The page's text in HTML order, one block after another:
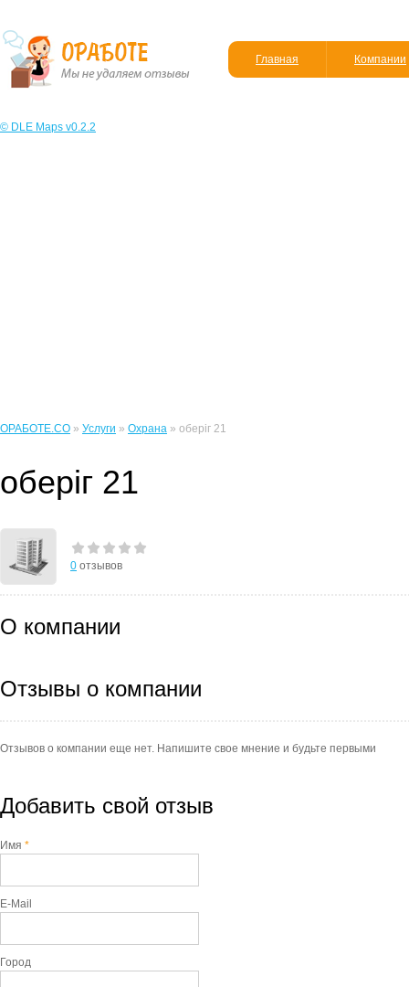
Главная Компании
© DLE Maps v0.2.2
ОРАБОТЕ.CO » Услуги » Охрана » оберіг 21
оберіг 21
0 отзывов
О компании
Отзывы о компании
Отзывов о компании еще нет. Напишите свое мнение и будьте первыми
Добавить свой отзыв
Имя *
E-Mail
Город